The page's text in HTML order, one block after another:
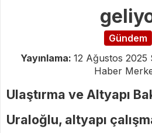
Gündem
Yayınlama: 12 Ağustos 2025
Haber
Ulaştırma ve Altyapı
Uraloğlu, altyapı